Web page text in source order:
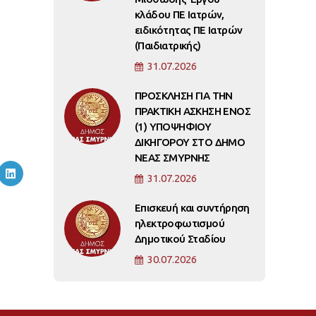
κλάδου ΠΕ Ιατρών,
ειδικότητας ΠΕ Ιατρών
(Παιδιατρικής)
31.07.2026
ΠΡΟΣΚΛΗΣΗ ΓΙΑ ΤΗΝ
ΠΡΑΚΤΙΚΗ ΑΣΚΗΣΗ ΕΝΟΣ
(1) ΥΠΟΨΗΦΙΟΥ
ΔΙΚΗΓΟΡΟΥ ΣΤΟ ΔΗΜΟ
ΝΕΑΣ ΣΜΥΡΝΗΣ
31.07.2026
Επισκευή και συντήρηση
ηλεκτροφωτισμού
Δημοτικού Σταδίου
30.07.2026